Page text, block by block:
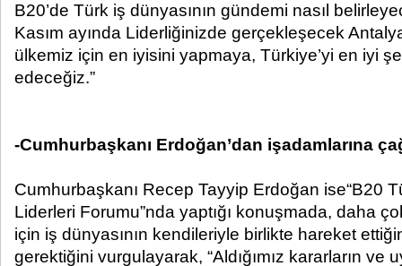
B20’de Türk iş dünyasının gündemi nasıl
Kasım ayında Liderliğinizde gerçekleşecek
ülkemiz için en iyisini yapmaya, Türkiye’yi en iyi
edeceğiz.”
-Cumhurbaşkanı Erdoğan’dan işadamlarına
Cumhurbaşkanı Recep Tayyip Erdoğan ise“B20
Liderleri Forumu”nda yaptığı konuşmada, daha
için iş dünyasının kendileriyle birlikte hareket
gerektiğini vurgulayarak, “Aldığımız kararların ve